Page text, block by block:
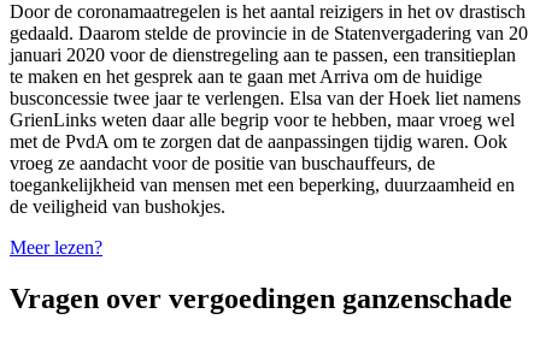
Door de coronamaatregelen is het aantal reizigers in het ov drastisch
gedaald. Daarom stelde de provincie in de Statenvergadering van 20
januari 2020 voor de dienstregeling aan te passen, een transitieplan
te maken en het gesprek aan te gaan met Arriva om de huidige
busconcessie twee jaar te verlengen. Elsa van der Hoek liet namens
GrienLinks weten daar alle begrip voor te hebben, maar vroeg wel
met de PvdA om te zorgen dat de aanpassingen tijdig waren. Ook
vroeg ze aandacht voor de positie van buschauffeurs, de
toegankelijkheid van mensen met een beperking, duurzaamheid en
de veiligheid van bushokjes.
Meer lezen?
Vragen over vergoedingen ganzenschade